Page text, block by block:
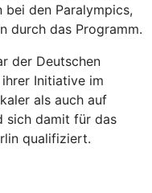
den Paralympics,
durch das Programm.
der Deutschen
Initiative im
als auch auf
sich damit für das
qualifiziert.